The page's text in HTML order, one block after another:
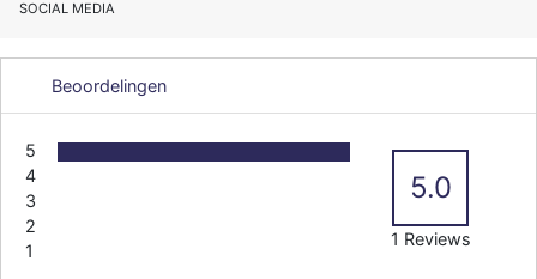
SOCIAL MEDIA
Beoordelingen
5
4
3
2
1
5.0
1 Reviews